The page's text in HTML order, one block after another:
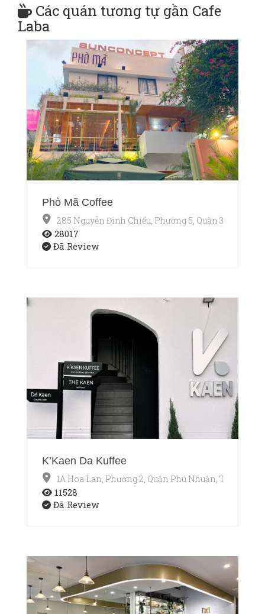
Các quán tương tự gần Cafe
Laba
Phò Mã Coffee
285 Nguyễn Đình Chiểu, Phường 5, Quận 3, Thành
28017
Đã Review
K’Kaen Da Kuffee
1A Hoa Lan, Phường 2, Quận Phú Nhuận, TP.HCM
11528
Đã Review